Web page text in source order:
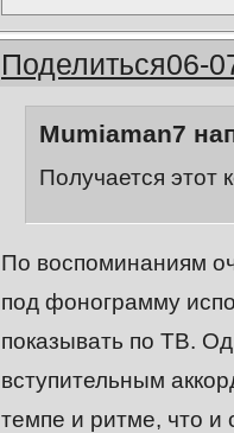
Поделиться06-
Mumiaman7
Получается этот
По воспоминаниям
под фонограмму
показывать по ТВ.
вступительным
темпе и ритме, что и